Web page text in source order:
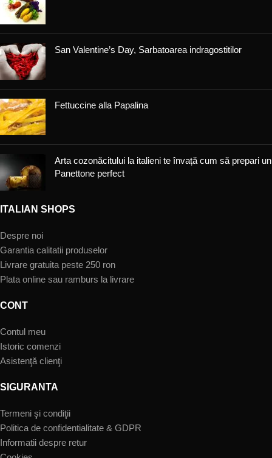
San Valentine’s Day, Sarbatoarea indragostitilor
Fettuccine alla Papalina
Arta cozonăcitului la italieni te învață cum să prepari un
Panettone perfect
ITALIAN SHOPS
Despre noi
Garantia calitatii produselor
Livrare gratuita peste 250 ron
Plata online sau ramburs la livrare
CONT
Contul meu
Istoric comenzi
Asistenţă clienţi
SIGURANTA
Termeni şi condiţii
Politica de confidentialitate & GDPR
Informatii despre retur